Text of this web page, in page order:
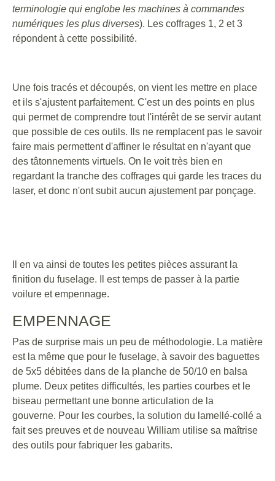
terminologie qui englobe les machines à commandes
numériques les plus diverses). Les coffrages 1, 2 et 3
répondent à cette possibilité.
Une fois tracés et découpés, on vient les mettre en place
et ils s'ajustent parfaitement. C'est un des points en plus
qui permet de comprendre tout l'intérêt de se servir autant
que possible de ces outils. Ils ne remplacent pas le savoir
faire mais permettent d'affiner le résultat en n'ayant que
des tâtonnements virtuels. On le voit très bien en
regardant la tranche des coffrages qui garde les traces du
laser, et donc n'ont subit aucun ajustement par ponçage.
Il en va ainsi de toutes les petites pièces assurant la
finition du fuselage. Il est temps de passer à la partie
voilure et empennage.
EMPENNAGE
Pas de surprise mais un peu de méthodologie. La matière
est la même que pour le fuselage, à savoir des baguettes
de 5x5 débitées dans de la planche de 50/10 en balsa
plume. Deux petites difficultés, les parties courbes et le
biseau permettant une bonne articulation de la
gouverne. Pour les courbes, la solution du lamellé-collé a
fait ses preuves et de nouveau William utilise sa maîtrise
des outils pour fabriquer les gabarits.